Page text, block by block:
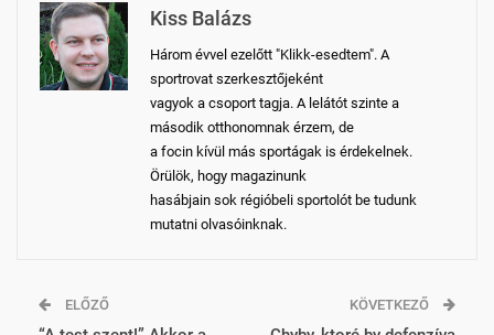
Kiss Balázs
Három évvel ezelőtt "Klikk-esedtem". A
sportrovat szerkesztőjeként
vagyok a csoport tagja. A lelátót szinte a
második otthonomnak érzem, de
a focin kívül más sportágak is érdekelnek.
Örülök, hogy magazinunk
hasábjain sok régióbeli sportolót be tudunk
mutatni olvasóinknak.
ELŐZŐ KÖVETKEZŐ